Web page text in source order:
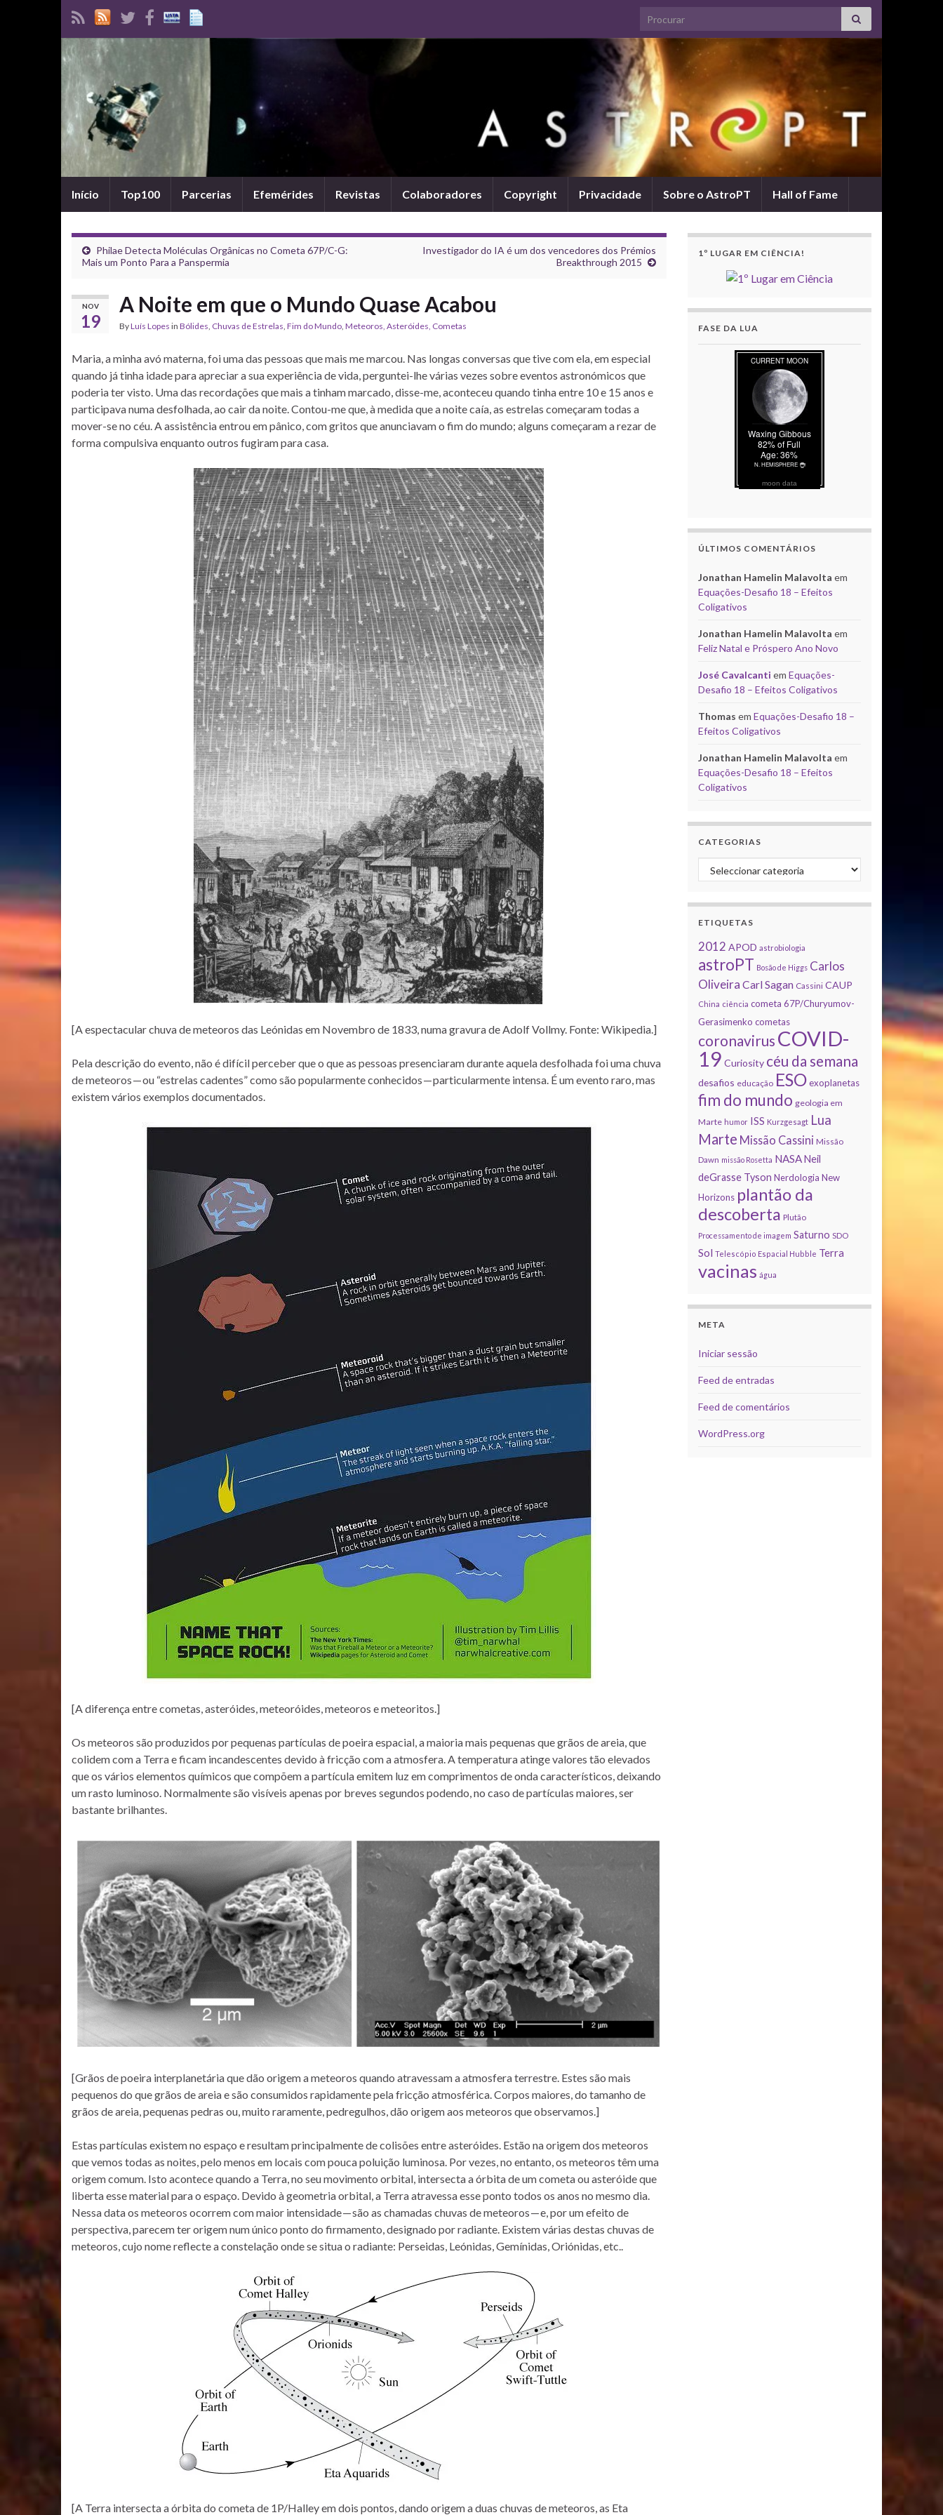
Search for:
Início Top100 Parcerias Efemérides Revistas Colaboradores Copyright Privacidade Sobre o AstroPT Hall of Fame
Philae Detecta Moléculas Orgânicas no Cometa 67P/C-G:
Mais um Ponto Para a Panspermia
Investigador do IA é um dos vencedores dos Prémios
Breakthrough 2015
NOV
19
A Noite em que o Mundo Quase Acabou
ByLuís Lopes in Bólides, Chuvas de Estrelas, Fim do Mundo, Meteoros, Asteróides, Cometas
Maria, a minha avó materna, foi uma das pessoas que mais me marcou. Nas longas conversas que tive com ela, em especial
quando já tinha idade para apreciar a sua experiência de vida, perguntei-lhe várias vezes sobre eventos astronómicos que
poderia ter visto. Uma das recordações que mais a tinham marcado, disse-me, aconteceu quando tinha entre 10 e 15 anos e
participava numa desfolhada, ao cair da noite. Contou-me que, à medida que a noite caía, as estrelas começaram todas a
mover-se no céu. A assistência entrou em pânico, com gritos que anunciavam o fim do mundo; alguns começaram a rezar de
forma compulsiva enquanto outros fugiram para casa.
[A espectacular chuva de meteoros das Leónidas em Novembro de 1833, numa gravura de Adolf Vollmy. Fonte: Wikipedia.]
Pela descrição do evento, não é difícil perceber que o que as pessoas presenciaram durante aquela desfolhada foi uma chuva
de meteoros — ou “estrelas cadentes” como são popularmente conhecidos — particularmente intensa. É um evento raro, mas
existem vários exemplos documentados.
[A diferença entre cometas, asteróides, meteoróides, meteoros e meteoritos.]
Os meteoros são produzidos por pequenas partículas de poeira espacial, a maioria mais pequenas que grãos de areia, que
colidem com a Terra e ficam incandescentes devido à fricção com a atmosfera. A temperatura atinge valores tão elevados
que os vários elementos químicos que compõem a partícula emitem luz em comprimentos de onda característicos, deixando
um rasto luminoso. Normalmente são visíveis apenas por breves segundos podendo, no caso de partículas maiores, ser
bastante brilhantes.
[Grãos de poeira interplanetária que dão origem a meteoros quando atravessam a atmosfera terrestre. Estes são mais
pequenos do que grãos de areia e são consumidos rapidamente pela fricção atmosférica. Corpos maiores, do tamanho de
grãos de areia, pequenas pedras ou, muito raramente, pedregulhos, dão origem aos meteoros que observamos.]
Estas partículas existem no espaço e resultam principalmente de colisões entre asteróides. Estão na origem dos meteoros
que vemos todas as noites, pelo menos em locais com pouca poluição luminosa. Por vezes, no entanto, os meteoros têm uma
origem comum. Isto acontece quando a Terra, no seu movimento orbital, intersecta a órbita de um cometa ou asteróide que
liberta esse material para o espaço. Devido à geometria orbital, a Terra atravessa esse ponto todos os anos no mesmo dia.
Nessa data os meteoros ocorrem com maior intensidade — são as chamadas chuvas de meteoros — e, por um efeito de
perspectiva, parecem ter origem num único ponto do firmamento, designado por radiante. Existem várias destas chuvas de
meteoros, cujo nome reflecte a constelação onde se situa o radiante: Perseidas, Leónidas, Gemínidas, Oriónidas, etc..
[A Terra intersecta a órbita do cometa de 1P/Halley em dois pontos, dando origem a duas chuvas de meteoros, as Eta
1º LUGAR EM CIÊNCIA!
FASE DA LUA
moon data
ÚLTIMOS COMENTÁRIOS
Jonathan Hamelin Malavolta em
Equações-Desafio 18 – Efeitos
Coligativos
Jonathan Hamelin Malavolta em
Feliz Natal e Próspero Ano Novo
José Cavalcanti em Equações-
Desafio 18 – Efeitos Coligativos
Thomas em Equações-Desafio 18 –
Efeitos Coligativos
Jonathan Hamelin Malavolta em
Equações-Desafio 18 – Efeitos
Coligativos
CATEGORIAS
Categorias
ETIQUETAS
2012 APOD astrobiologia
astroPT Bosão de Higgs Carlos
Oliveira Carl Sagan Cassini CAUP
China ciência cometa 67P/Churyumov-
Gerasimenko cometas
coronavirus COVID-
19 Curiosity céu da semana
desafios educação ESO exoplanetas
fim do mundo geologia em
Marte humor ISS Kurzgesagt Lua
Marte Missão Cassini Missão
Dawn missão Rosetta NASA Neil
deGrasse Tyson Nerdologia New
Horizons plantão da
descoberta Plutão
Processamento de imagem Saturno SDO
Sol Telescópio Espacial Hubble Terra
vacinas água
META
Iniciar sessão
Feed de entradas
Feed de comentários
WordPress.org